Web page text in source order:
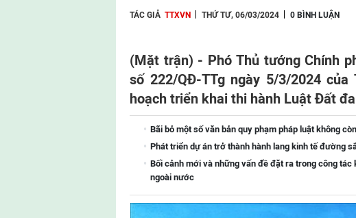
TÁC GIẢ TTXVN THỨ TƯ, 06/03/2024 0 BÌNH LUẬN
(Mặt trận) - Phó Thủ tướng Chính
số 222/QĐ-TTg ngày 5/3/2024
hoạch triển khai thi hành Luật Đất
Bãi bỏ một số văn bản quy phạm pháp luật không
Phát triển dự án trở thành hành lang kinh tế đường
Bối cảnh mới và những vấn đề đặt ra trong công
ngoài nước